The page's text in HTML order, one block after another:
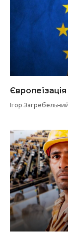
Ігор Загребельний